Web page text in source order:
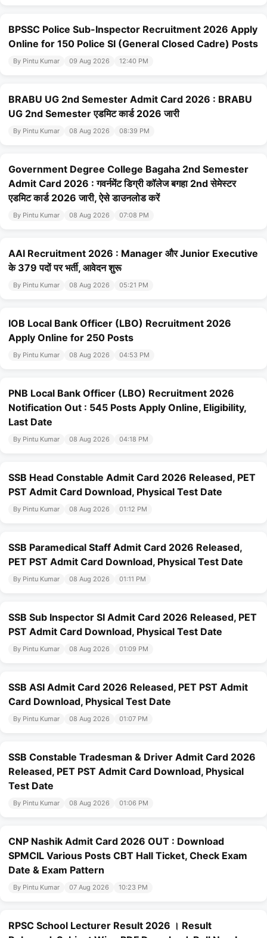
BPSSC Police Sub-Inspector Recruitment 2026 Apply
Online for 150 Police SI (General Closed Cadre) Posts
By Pintu Kumar 09 Aug 2026 12:40 PM
BRABU UG 2nd Semester Admit Card 2026 : BRABU
UG 2nd Semester एडमिट कार्ड 2026 जारी
By Pintu Kumar 08 Aug 2026 08:39 PM
Government Degree College Bagaha 2nd Semester
Admit Card 2026 : गवर्नमेंट डिग्री कॉलेज बगहा 2nd सेमेस्टर
एडमिट कार्ड 2026 जारी, ऐसे डाउनलोड करें
By Pintu Kumar 08 Aug 2026 07:08 PM
AAI Recruitment 2026 : Manager और Junior Executive
के 379 पदों पर भर्ती, आवेदन शुरू
By Pintu Kumar 08 Aug 2026 05:21 PM
IOB Local Bank Officer (LBO) Recruitment 2026
Apply Online for 250 Posts
By Pintu Kumar 08 Aug 2026 04:53 PM
PNB Local Bank Officer (LBO) Recruitment 2026
Notification Out : 545 Posts Apply Online, Eligibility,
Last Date
By Pintu Kumar 08 Aug 2026 04:18 PM
SSB Head Constable Admit Card 2026 Released, PET
PST Admit Card Download, Physical Test Date
By Pintu Kumar 08 Aug 2026 01:12 PM
SSB Paramedical Staff Admit Card 2026 Released,
PET PST Admit Card Download, Physical Test Date
By Pintu Kumar 08 Aug 2026 01:11 PM
SSB Sub Inspector SI Admit Card 2026 Released, PET
PST Admit Card Download, Physical Test Date
By Pintu Kumar 08 Aug 2026 01:09 PM
SSB ASI Admit Card 2026 Released, PET PST Admit
Card Download, Physical Test Date
By Pintu Kumar 08 Aug 2026 01:07 PM
SSB Constable Tradesman & Driver Admit Card 2026
Released, PET PST Admit Card Download, Physical
Test Date
By Pintu Kumar 08 Aug 2026 01:06 PM
CNP Nashik Admit Card 2026 OUT : Download
SPMCIL Various Posts CBT Hall Ticket, Check Exam
Date & Exam Pattern
By Pintu Kumar 07 Aug 2026 10:23 PM
RPSC School Lecturer Result 2026 । Result